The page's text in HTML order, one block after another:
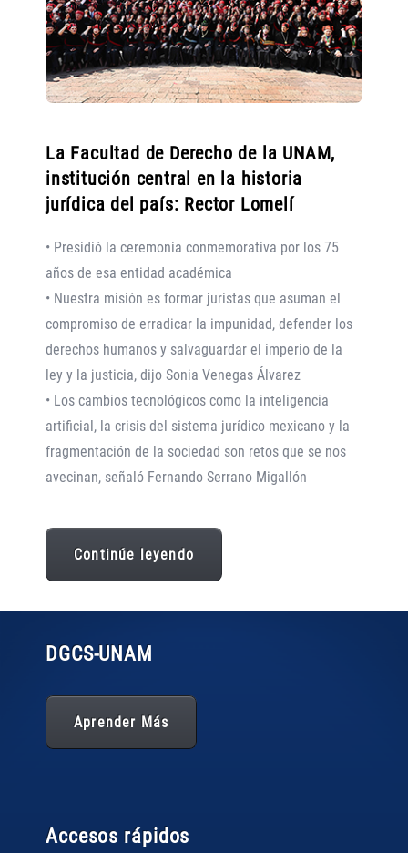
La Facultad de Derecho de la UNAM,
institución central en la historia
jurídica del país: Rector Lomelí
• Presidió la ceremonia conmemorativa por los 75
años de esa entidad académica
• Nuestra misión es formar juristas que asuman el
compromiso de erradicar la impunidad, defender los
derechos humanos y salvaguardar el imperio de la
ley y la justicia, dijo Sonia Venegas Álvarez
• Los cambios tecnológicos como la inteligencia
artificial, la crisis del sistema jurídico mexicano y la
fragmentación de la sociedad son retos que se nos
avecinan, señaló Fernando Serrano Migallón
Continúe leyendo
DGCS-UNAM
Aprender Más
Accesos rápidos